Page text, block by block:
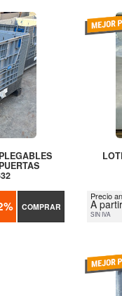
COMPRAR
Precio
A
SIN IVA